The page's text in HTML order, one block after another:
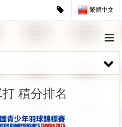
繁體中文
積分排名